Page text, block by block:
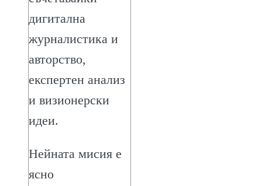
дигитална
журналистика и
авторство,
експертен анализ
и визионерски
идеи.
Нейната мисия е
ясно